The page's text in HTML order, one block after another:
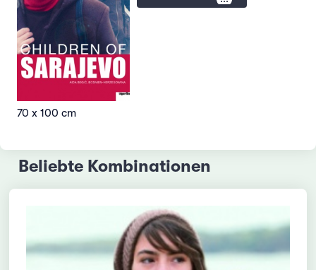
70 x 100 cm
Beliebte Kombinationen